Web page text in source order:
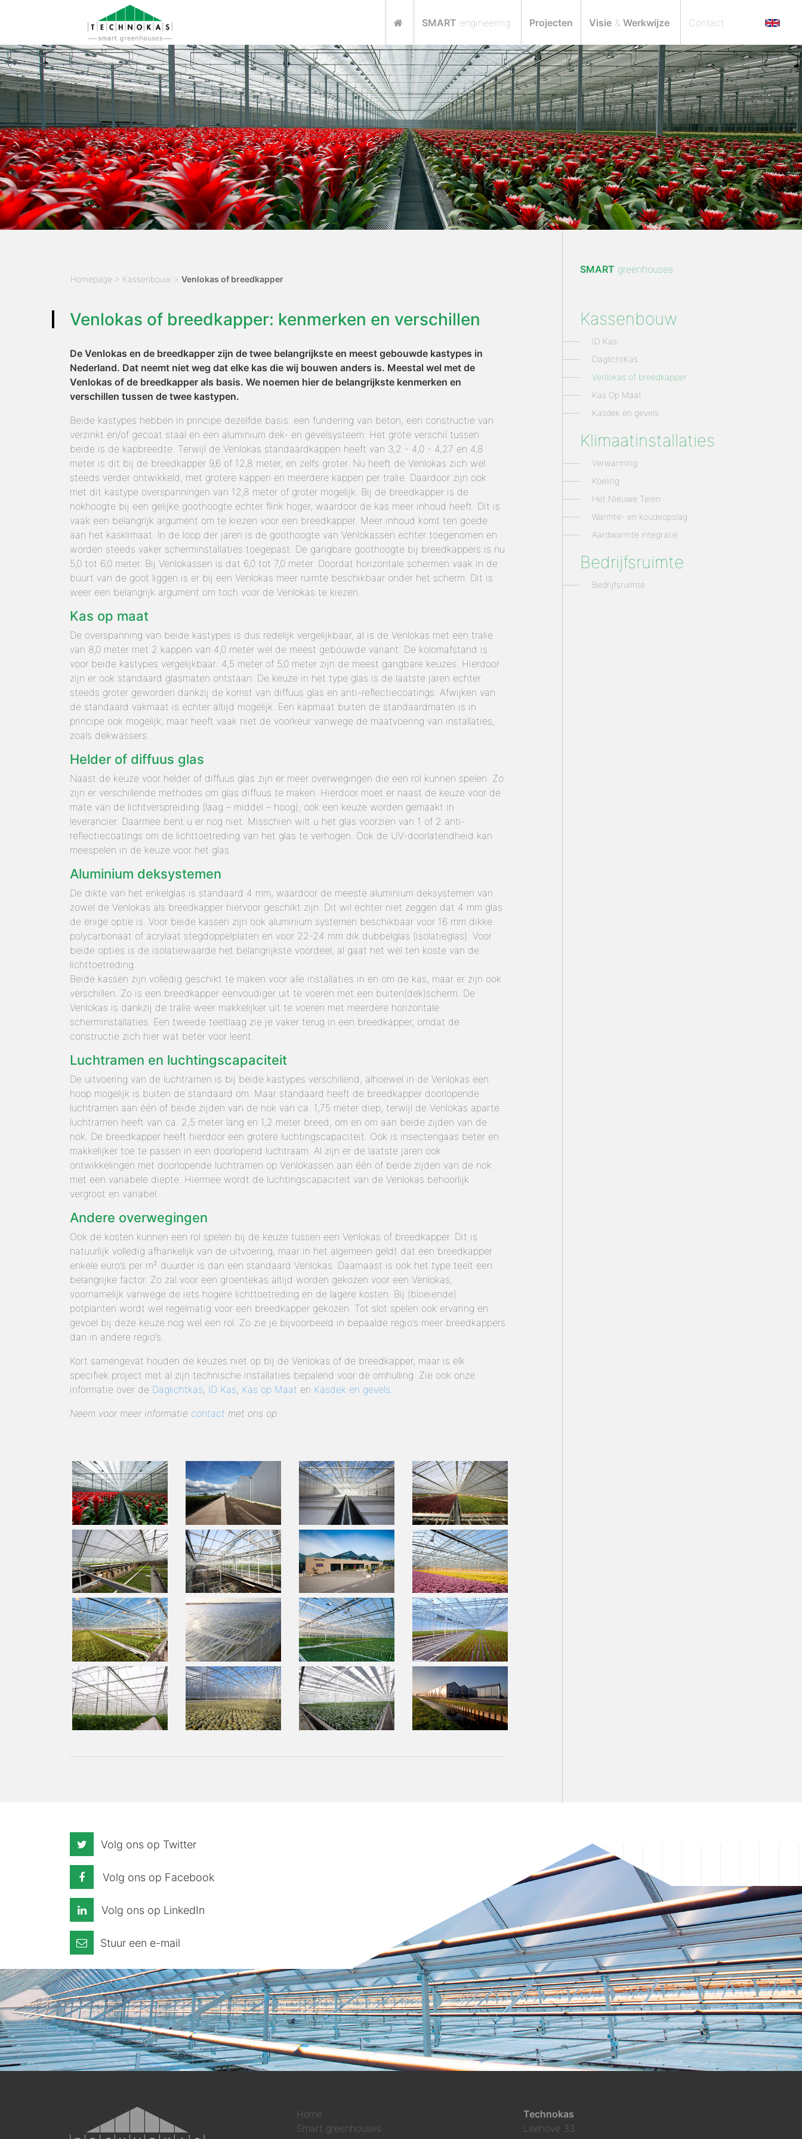
SMART engineering Projecten Visie & Werkwijze Contact
SMART greenhouses.
Kassenbouw
ID Kas
DaglichtKas
Venlokas of breedkapper
Kas Op Maat
Kasdek en gevels
Klimaatinstallaties
Verwarming
Koeling
Het Nieuwe Telen
Warmte- en koudeopslag
Aardwarmte integratie
Bedrijfsruimte
Bedrijfsruimte
Homepage > Kassenbouw > Venlokas of breedkapper
Venlokas of breedkapper: kenmerken en verschillen
De Venlokas en de breedkapper zijn de twee belangrijkste en meest gebouwde kastypes in
Nederland. Dat neemt niet weg dat elke kas die wij bouwen anders is. Meestal wel met de
Venlokas of de breedkapper als basis. We noemen hier de belangrijkste kenmerken en
verschillen tussen de twee kastypen.
Beide kastypes hebben in principe dezelfde basis: een fundering van beton, een constructie van
verzinkt en/of gecoat staal en een aluminium dek- en gevelsysteem. Het grote verschil tussen
beide is de kapbreedte. Terwijl de Venlokas standaardkappen heeft van 3,2 - 4,0 - 4,27 en 4,8
meter is dit bij de breedkapper 9,6 of 12,8 meter, en zelfs groter. Nu heeft de Venlokas zich wel
steeds verder ontwikkeld, met grotere kappen en meerdere kappen per tralie. Daardoor zijn ook
met dit kastype overspanningen van 12,8 meter of groter mogelijk. Bij de breedkapper is de
nokhoogte bij een gelijke goothoogte echter flink hoger, waardoor de kas meer inhoud heeft. Dit is
vaak een belangrijk argument om te kiezen voor een breedkapper. Meer inhoud komt ten goede
aan het kasklimaat. In de loop der jaren is de goothoogte van Venlokassen echter toegenomen en
worden steeds vaker scherminstallaties toegepast. De gangbare goothoogte bij breedkappers is nu
5,0 tot 6,0 meter. Bij Venlokassen is dat 6,0 tot 7,0 meter. Doordat horizontale schermen vaak in de
buurt van de goot liggen is er bij een Venlokas meer ruimte beschikbaar onder het scherm. Dit is
weer een belangrijk argument om toch voor de Venlokas te kiezen.
Kas op maat
De overspanning van beide kastypes is dus redelijk vergelijkbaar, al is de Venlokas met een tralie
van 8,0 meter met 2 kappen van 4,0 meter wel de meest gebouwde variant. De kolomafstand is
voor beide kastypes vergelijkbaar: 4,5 meter of 5,0 meter zijn de meest gangbare keuzes. Hierdoor
zijn er ook standaard glasmaten ontstaan. De keuze in het type glas is de laatste jaren echter
steeds groter geworden dankzij de komst van diffuus glas en anti-reflectiecoatings. Afwijken van
de standaard vakmaat is echter altijd mogelijk. Een kapmaat buiten de standaardmaten is in
principe ook mogelijk, maar heeft vaak niet de voorkeur vanwege de maatvoering van installaties,
zoals dekwassers.
Helder of diffuus glas
Naast de keuze voor helder of diffuus glas zijn er meer overwegingen die een rol kunnen spelen. Zo
zijn er verschillende methodes om glas diffuus te maken. Hierdoor moet er naast de keuze voor de
mate van de lichtverspreiding (laag – middel – hoog), ook een keuze worden gemaakt in
leverancier. Daarmee bent u er nog niet. Misschien wilt u het glas voorzien van 1 of 2 anti-
reflectiecoatings om de lichttoetreding van het glas te verhogen. Ook de UV-doorlatendheid kan
meespelen in de keuze voor het glas.
Aluminium deksystemen
De dikte van het enkelglas is standaard 4 mm, waardoor de meeste aluminium deksystemen van
zowel de Venlokas als breedkapper hiervoor geschikt zijn. Dit wil echter niet zeggen dat 4 mm glas
de enige optie is. Voor beide kassen zijn ook aluminium systemen beschikbaar voor 16 mm dikke
polycarbonaat of acrylaat stegdoppelplaten en voor 22-24 mm dik dubbelglas (isolatieglas). Voor
beide opties is de isolatiewaarde het belangrijkste voordeel, al gaat het wel ten koste van de
lichttoetreding.
Beide kassen zijn volledig geschikt te maken voor alle installaties in en om de kas, maar er zijn ook
verschillen. Zo is een breedkapper eenvoudiger uit te voeren met een buiten(dek)scherm. De
Venlokas is dankzij de tralie weer makkelijker uit te voeren met meerdere horizontale
scherminstallaties. Een tweede teeltlaag zie je vaker terug in een breedkapper, omdat de
constructie zich hier wat beter voor leent.
Luchtramen en luchtingscapaciteit
De uitvoering van de luchtramen is bij beide kastypes verschillend, alhoewel in de Venlokas een
hoop mogelijk is buiten de standaard om. Maar standaard heeft de breedkapper doorlopende
luchtramen aan één of beide zijden van de nok van ca. 1,75 meter diep, terwijl de Venlokas aparte
luchtramen heeft van ca. 2,5 meter lang en 1,2 meter breed, om en om aan beide zijden van de
nok. De breedkapper heeft hierdoor een grotere luchtingscapaciteit. Ook is insectengaas beter en
makkelijker toe te passen in een doorlopend luchtraam. Al zijn er de laatste jaren ook
ontwikkelingen met doorlopende luchtramen op Venlokassen aan één of beide zijden van de nok
met een variabele diepte. Hiermee wordt de luchtingscapaciteit van de Venlokas behoorlijk
vergroot en variabel.
Andere overwegingen
Ook de kosten kunnen een rol spelen bij de keuze tussen een Venlokas of breedkapper. Dit is
natuurlijk volledig afhankelijk van de uitvoering, maar in het algemeen geldt dat een breedkapper
enkele euro’s per m² duurder is dan een standaard Venlokas. Daarnaast is ook het type teelt een
belangrijke factor. Zo zal voor een groentekas altijd worden gekozen voor een Venlokas,
voornamelijk vanwege de iets hogere lichttoetreding en de lagere kosten. Bij (bloeiende)
potplanten wordt wel regelmatig voor een breedkapper gekozen. Tot slot spelen ook ervaring en
gevoel bij deze keuze nog wel een rol. Zo zie je bijvoorbeeld in bepaalde regio’s meer breedkappers
dan in andere regio’s.
Kort samengevat houden de keuzes niet op bij de Venlokas of de breedkapper, maar is elk
specifiek project met al zijn technische installaties bepalend voor de omhulling. Zie ook onze
informatie over de Daglichtkas, ID Kas, Kas op Maat en Kasdek en gevels.
Neem voor meer informatie contact met ons op.
Volg ons op Twitter
Volg ons op Facebook
Volg ons op LinkedIn
Stuur een e-mail
Home
Smart greenhouses
Technokas
Leehove 33